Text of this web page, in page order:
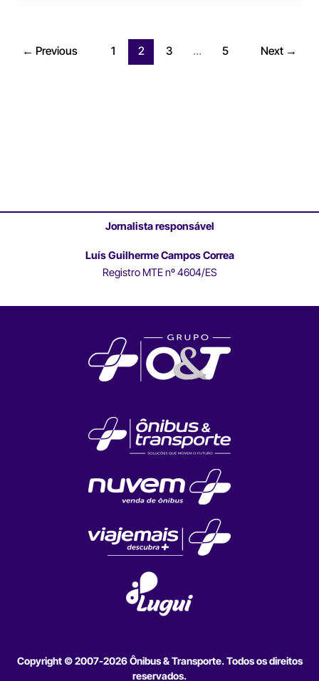
← Previous 1 2 3 … 5 Next →
Jornalista responsável
Luís Guilherme Campos Correa
Registro MTE nº 4604/ES
Copyright © 2007-2026 Ônibus & Transporte. Todos os direitos
reservados.